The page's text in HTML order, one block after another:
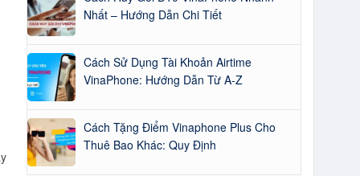
Nhất – Hướng Dẫn Chi Tiết
Cách Sử Dụng Tài Khoản Airtime
VinaPhone: Hướng Dẫn Từ A-Z
Cách Tặng Điểm Vinaphone Plus Cho
Thuê Bao Khác: Quy Định